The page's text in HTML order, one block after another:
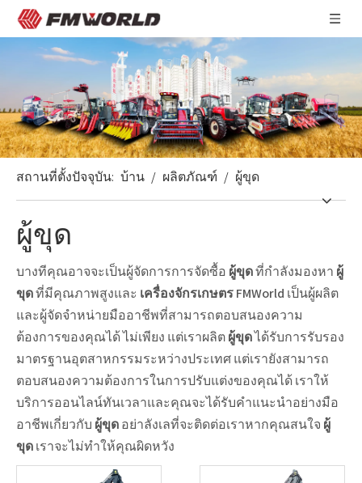
สถานที่ตั้งปัจจุบัน: บ้าน / ผลิตภัณฑ์ / ผู้ขุด
ผู้ขุด
บางทีคุณอาจจะเป็นผู้จัดการการจัดซื้อ ผู้ขุดที่กำลังมองหา ผู้
ขุดที่มีคุณภาพสูงและ เครื่องจักรเกษตร FMWorld เป็นผู้ผลิต
และผู้จัดจำหน่ายมืออาชีพที่สามารถตอบสนองความ
ต้องการของคุณได้ ไม่เพียง แต่เราผลิตผู้ขุดได้รับการรับรอง
มาตรฐานอุตสาหกรรมระหว่างประเทศ แต่เรายังสามารถ
ตอบสนองความต้องการในการปรับแต่งของคุณได้ เราให้
บริการออนไลน์ทันเวลาและคุณจะได้รับคำแนะนำอย่างมือ
อาชีพเกี่ยวกับ ผู้ขุดอย่าลังเลที่จะติดต่อเราหากคุณสนใจ ผู้
ขุดเราจะไม่ทำให้คุณผิดหวัง